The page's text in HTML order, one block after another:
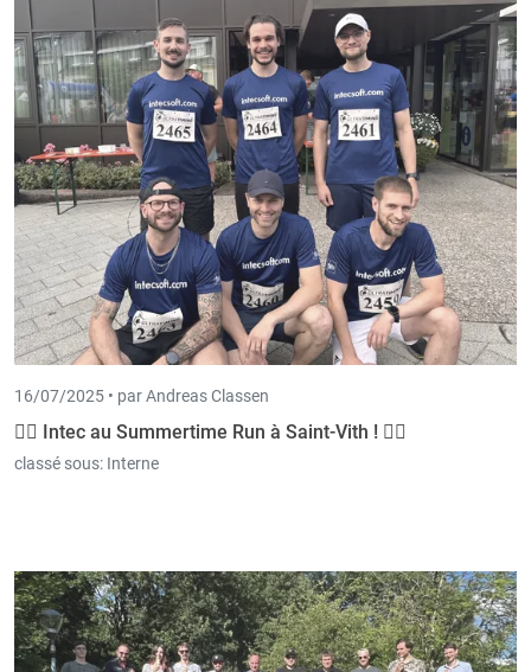
16/07/2025 • par Andreas Classen
🏃‍♂️ Intec au Summertime Run à Saint-Vith ! 🏃‍♀️
classé sous: Interne